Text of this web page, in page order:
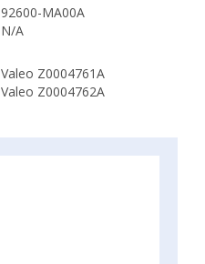
92600-MA00A
N/A
Valeo Z0004761A
Valeo Z0004762A